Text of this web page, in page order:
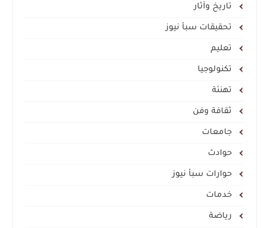
تاريخ وآثار
تحقيقات سبأ نيوز
تعليم
تكنولوجيا
تهنئة
ثقافة وفن
جامعات
حوادث
حوارات سبأ نيوز
خدمات
رياضة